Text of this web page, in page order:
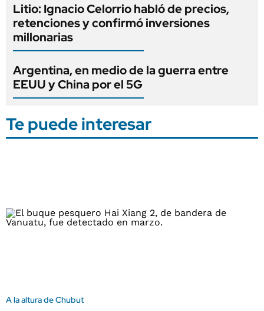
Litio: Ignacio Celorrio habló de precios,
retenciones y confirmó inversiones
millonarias
Argentina, en medio de la guerra entre
EEUU y China por el 5G
Te puede interesar
A la altura de Chubut